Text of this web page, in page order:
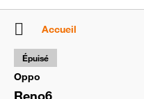
Accueil
Oppo
Reno6
Épuisé